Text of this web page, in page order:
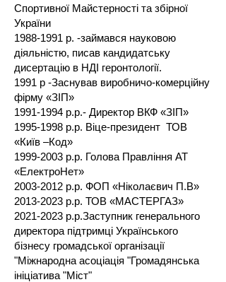
Спортивної Майстерності та збірної
України
1988-1991 р. -займався науковою
діяльністю, писав кандидатську
дисертацію в НДІ геронтології.
1991 р -Заснував виробничо-комерційну
фірму «ЗІП»
1991-1994 р.р.- Директор ВКФ «ЗІП»
1995-1998 р.р. Віце-президент ТОВ
«Київ –Код»
1999-2003 р.р. Голова Правління АТ
«ЕлектроНет»
2003-2012 р.р. ФОП «Ніколаєвич П.В»
2013-2023 р.р. ТОВ «МАСТЕРГАЗ»
2021-2023 р.р.Заступник генерального
директора підтримці Українського
бізнесу громадської організації
"Міжнародна асоціація "Громадянська
ініціатива "Міст"